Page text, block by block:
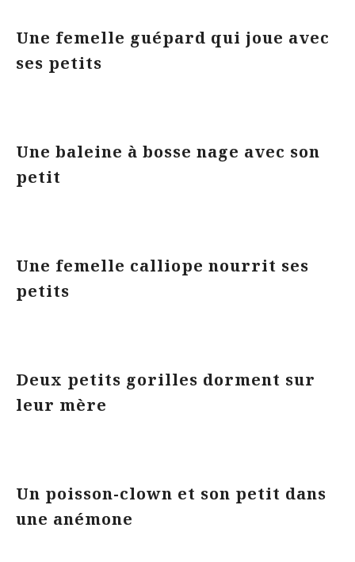
Une femelle guépard qui joue avec
ses petits
Une baleine à bosse nage avec son
petit
Une femelle calliope nourrit ses
petits
Deux petits gorilles dorment sur
leur mère
Un poisson-clown et son petit dans
une anémone